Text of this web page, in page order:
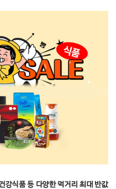
강식품 등 다양한 먹거리 최대 반값